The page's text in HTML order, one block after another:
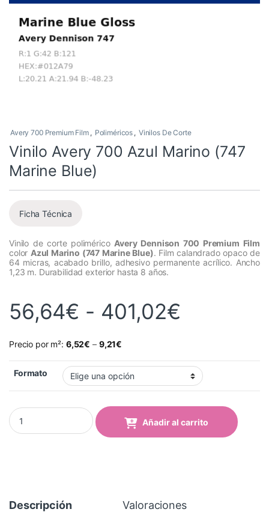
Avery 700 Premium Film , Poliméricos , Vinilos De Corte
Vinilo Avery 700 Azul Marino (747
Marine Blue)
Ficha Técnica
Vinilo de corte polimérico Avery Dennison 700 Premium Film
color Azul Marino (747 Marine Blue). Film calandrado opaco de
64 micras, acabado brillo, adhesivo permanente acrílico. Ancho
1,23 m. Durabilidad exterior hasta 8 años.
56,64€ - 401,02€
Precio por m²: 6,52€ – 9,21€
Formato
Vinilo Avery 700 Azul Marino (747 Marine Blue) quantity
Añadir al carrito
Descripción Valoraciones